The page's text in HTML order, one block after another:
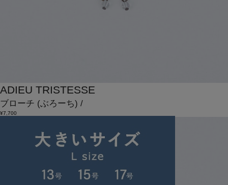
ADIEU TRISTESSE
ブローチ (ぶろーち) /
¥7,700